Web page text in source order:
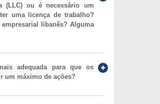
(LLC) ou é necessário um
uma licença de trabalho?
libanês? Alguma
adequada para que os
um máximo de ações?